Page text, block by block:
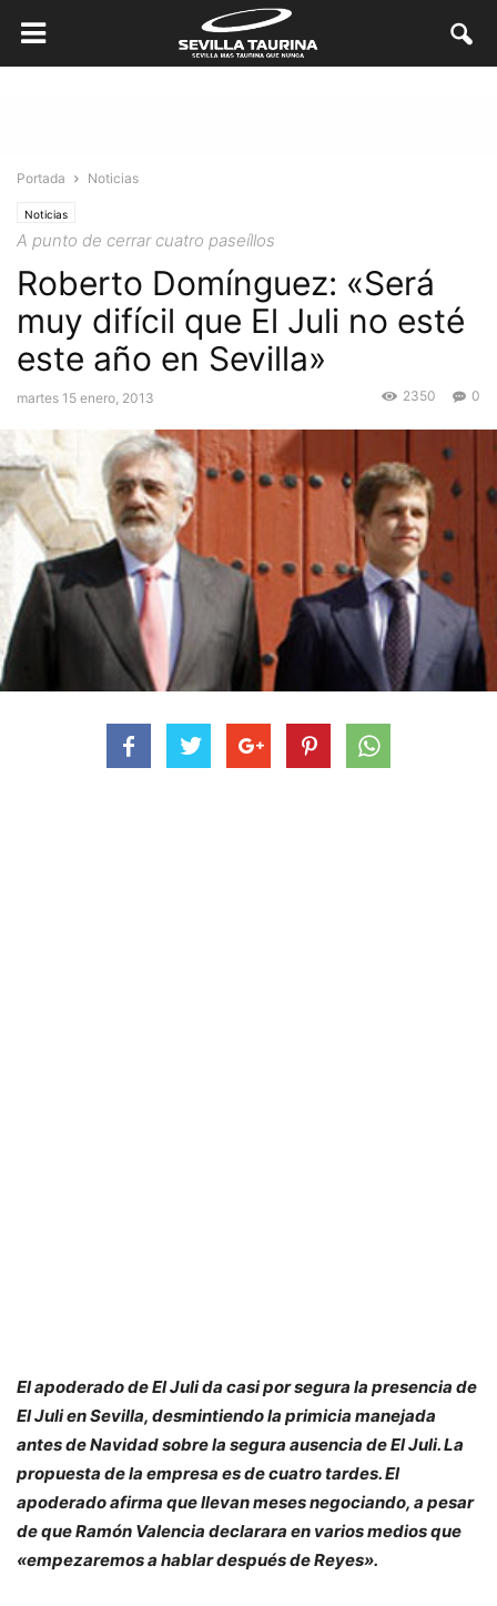
Portada Noticias
Noticias
A punto de cerrar cuatro paseíllos
Roberto Domínguez: «Será
muy difícil que El Juli no esté
este año en Sevilla»
martes 15 enero, 2013 0
2350
El apoderado de El Juli da casi por segura la presencia de
El Juli en Sevilla, desmintiendo la primicia manejada
antes de Navidad sobre la segura ausencia de El Juli. La
propuesta de la empresa es de cuatro tardes. El
apoderado afirma que llevan meses negociando, a pesar
de que Ramón Valencia declarara en varios medios que
«empezaremos a hablar después de Reyes».